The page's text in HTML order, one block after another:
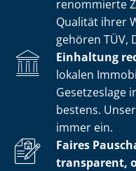
renommierte
Qualität ihrer
gehören TÜV,
Einhaltung
lokalen
Gesetzeslage
bestens.
immer ein.
Faires
transparent,